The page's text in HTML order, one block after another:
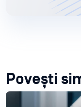
Povești